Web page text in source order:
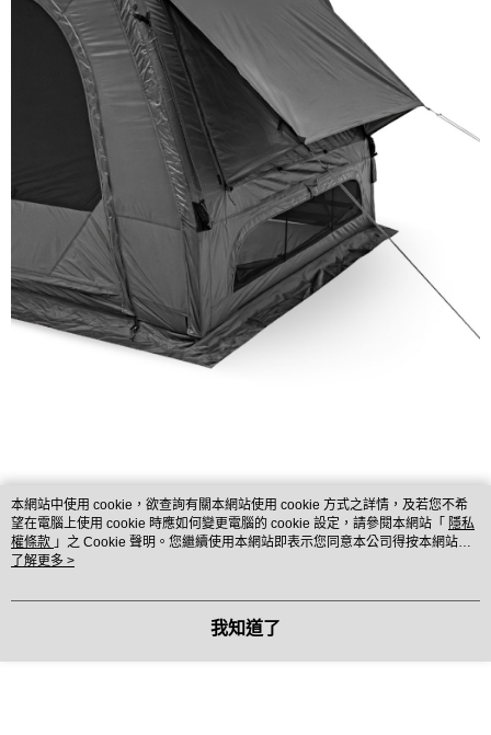
本網站中使用 cookie，欲查詢有關本網站使用 cookie 方式之詳情，及若您不希
望在電腦上使用 cookie 時應如何變更電腦的 cookie 設定，請參閱本網站「 隱私
權條款 」之 Cookie 聲明。您繼續使用本網站即表示您同意本公司得按本網站使
用條款之 Cookie 聲明使用 cookie。
了解更多 >
我知道了